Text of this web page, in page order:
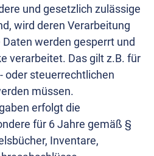
und gesetzlich zulässige
wird deren Verarbeitung
werden gesperrt und
verarbeitet. Das gilt z.B. für
oder steuerrechtlichen
müssen.
erfolgt die
für 6 Jahre gemäß §
Inventare,